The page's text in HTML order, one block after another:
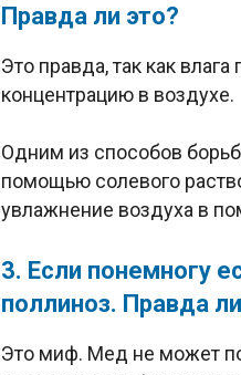
Правда ли это?
Это правда, так как
концентрацию в воздухе.
Одним из способов
помощью солевого
увлажнение воздуха в
3. Если понемногу
поллиноз. Правда
Это миф. Мед не может